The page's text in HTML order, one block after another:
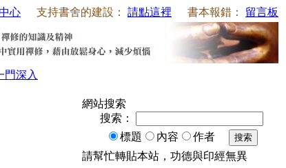
心 支持書舍的建設： 請點這裡 書本報錯： 留言板
門深入
網站搜索
搜索：
標題
內容 作者 搜索
請幫忙轉貼本站，功德與印經無異